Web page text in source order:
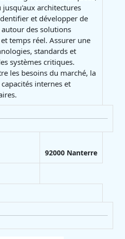
jusqu'aux architectures
et développer de
des solutions
temps réel. Assurer une
standards et
systèmes critiques.
les besoins du marché, la
internes et
92000 Nanterre